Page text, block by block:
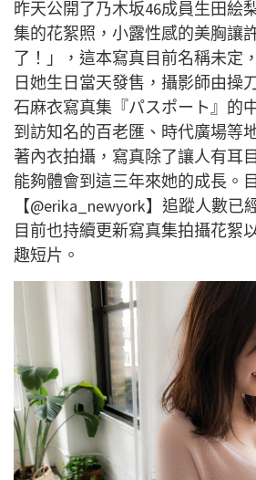
昨天公開了乃木坂46成員生田絵
集的花絮照，小露性感的美胸讓
了！」，這本寫真目前名稱未定
日她生日當天發售，攝影師由操
石麻衣寫真集『パスポート』的
到訪知名的百老匯、時代廣場等
著內衣拍攝，寫真除了讓人有耳
能夠體會到這三年來她的成長。
【@erika_newyork】追蹤人數已
目前也持續更新寫真集拍攝花絮
趣短片。